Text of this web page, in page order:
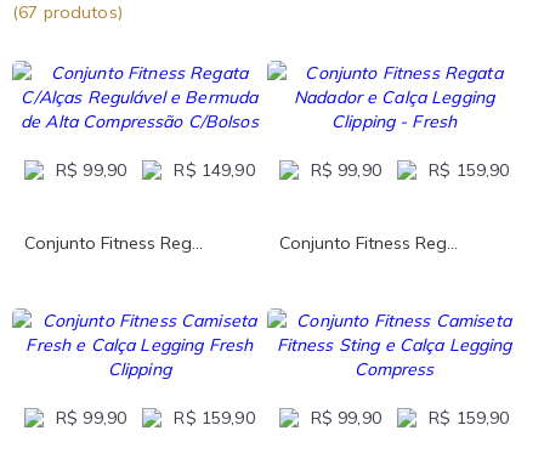
(67 produtos)
R$ 99,90 R$ 149,90
Conjunto Fitness Reg...
R$ 99,90 R$ 159,90
Conjunto Fitness Reg...
R$ 99,90 R$ 159,90 R$ 99,90 R$ 159,90